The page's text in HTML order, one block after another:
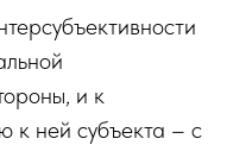
и к
к ней субъекта – с